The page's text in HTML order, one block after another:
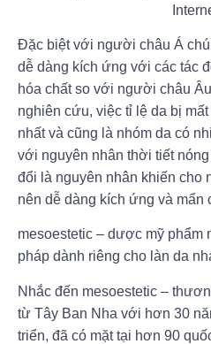
Đặc biệt với người châu Á
dễ dàng kích ứng với các tác
hóa chất so với người châu
nghiên cứu, việc tỉ lệ da bị
nhất và cũng là nhóm da có
với nguyên nhân thời tiết
đổi là nguyên nhân khiến cho
nên dễ dàng kích ứng và mẩn
mesoestetic – dược mỹ phẩm
pháp dành riêng cho làn da
Nhắc đến mesoestetic –
từ Tây Ban Nha với hơn 30
triển, đã có mặt tại hơn 90